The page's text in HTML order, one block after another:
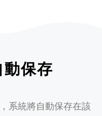
保存
系統將自動保存在該